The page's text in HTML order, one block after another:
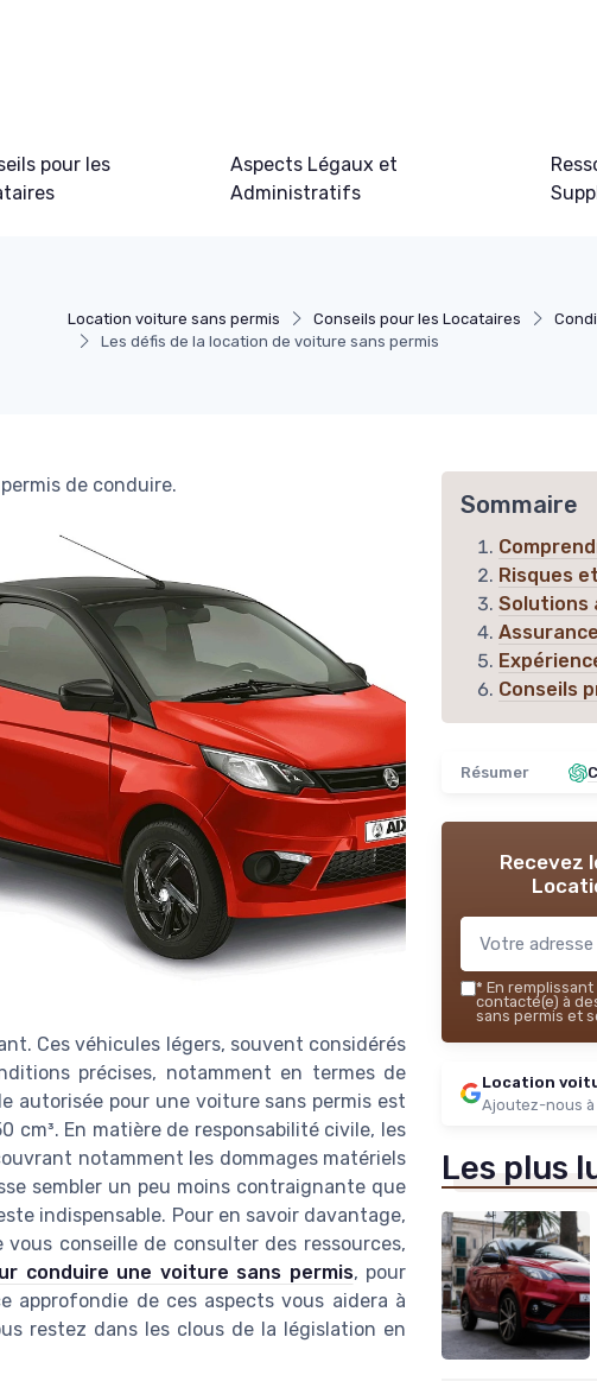
pour les
Aspects Légaux et
Administratifs
Location voiture sans permis Conseils pour les Locataires
Les défis de la location de voiture sans permis
de conduire.
Ces véhicules légers, souvent considérés
précises, notamment en termes de
autorisée pour une voiture sans permis est
cm³. En matière de responsabilité civile, les
notamment les dommages matériels
sembler un peu moins contraignante que
indispensable. Pour en savoir davantage,
conseille de consulter des ressources,
conduire une voiture sans permis, pour
approfondie de ces aspects vous aidera à
restez dans les clous de la législation en
Sommaire
Risques
Solutions
Conseils
Résumer
Recevez
* En remplissant
contacté(e) à
sans permis et
Location
Ajoutez-nous
Les plus